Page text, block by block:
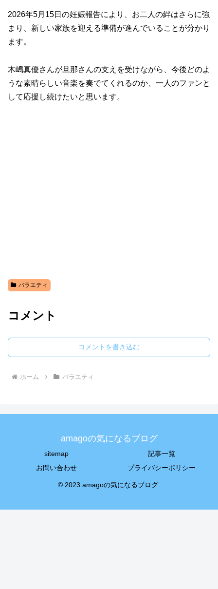
2026年5月15日の妊娠報告により、お二人の絆はさらに強
まり、新しい家族を迎える準備が進んでいることが分かり
ます。
木嶋真優さんが旦那さんの支えを受けながら、今後どのよ
うな素晴らしい音楽を奏でてくれるのか、一人のファンと
して応援し続けたいと思います。
バラエティ
コメント
コメントを書き込む
ホーム バラエティ
amagoの気になるブログ
sitemap
記事一覧
お問い合わせ
プライバシーポリシー
© 2023 amagoの気になるブログ.